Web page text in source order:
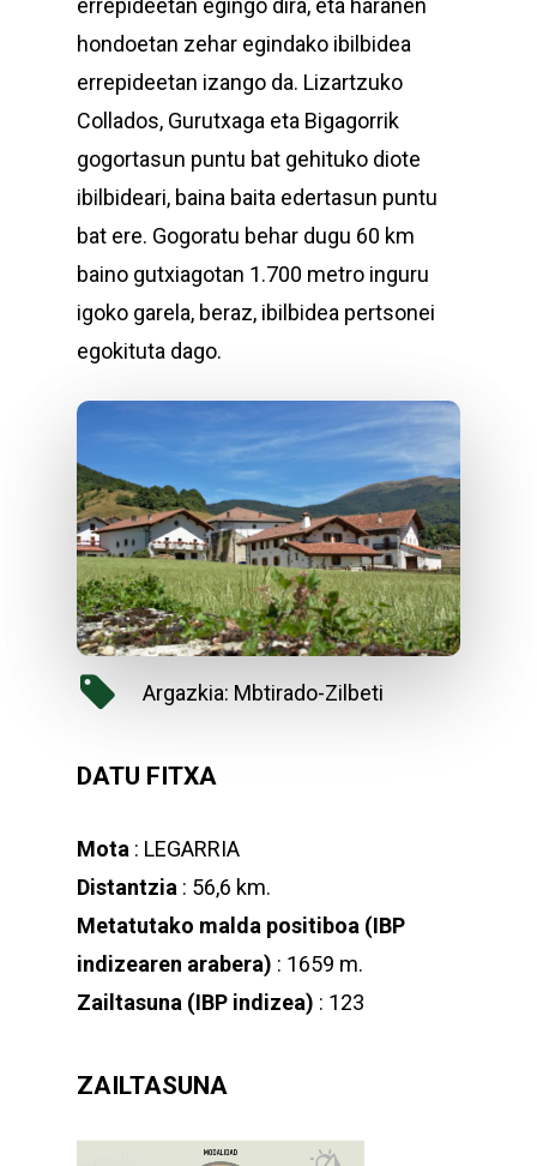
errepideetan egingo dira, eta haranen
hondoetan zehar egindako ibilbidea
errepideetan izango da. Lizartzuko
Collados, Gurutxaga eta Bigagorrik
gogortasun puntu bat gehituko diote
ibilbideari, baina baita edertasun puntu
bat ere. Gogoratu behar dugu 60 km
baino gutxiagotan 1.700 metro inguru
igoko garela, beraz, ibilbidea pertsonei
egokituta dago.
Argazkia: Mbtirado-Zilbeti
DATU FITXA
Mota : LEGARRIA
Distantzia : 56,6 km.
Metatutako malda positiboa (IBP
indizearen arabera) : 1659 m.
Zailtasuna (IBP indizea) : 123
ZAILTASUNA